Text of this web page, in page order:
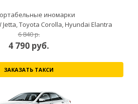
иномарки
Jetta, Toyota Corolla, Hyundai Elantra
6 840 р.
4 790 руб.
ЗАКАЗАТЬ ТАКСИ